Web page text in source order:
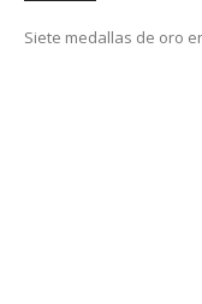
Siete medallas de oro